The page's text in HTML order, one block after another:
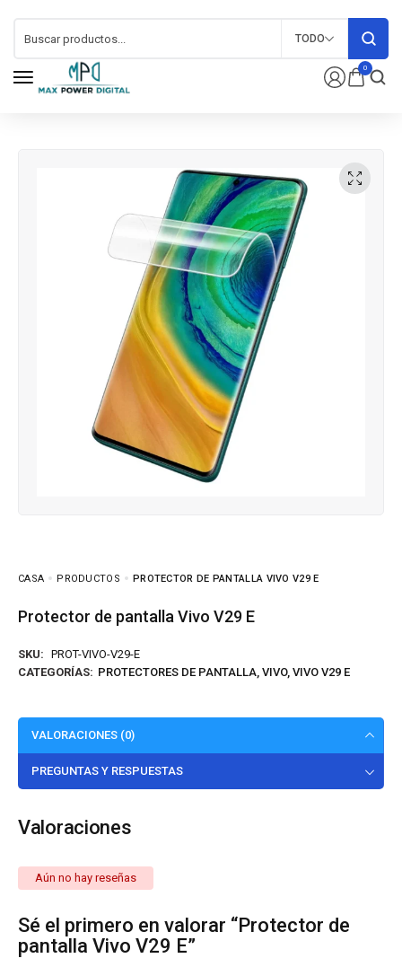
0
TODO
CASA PRODUCTOS PROTECTOR DE PANTALLA VIVO V29 E
Protector de pantalla Vivo V29 E
SKU: PROT-VIVO-V29-E
CATEGORÍAS: PROTECTORES DE PANTALLA, VIVO, VIVO V29 E
VALORACIONES (0)
PREGUNTAS Y RESPUESTAS
Valoraciones
Aún no hay reseñas
Sé el primero en valorar “Protector de
pantalla Vivo V29 E”